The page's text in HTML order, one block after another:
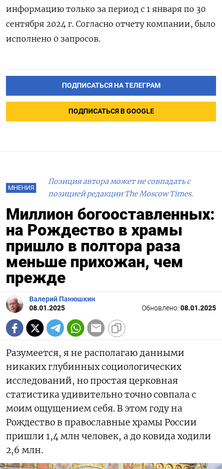
информацию только за период с 1 января по 30
сентября 2024 г. Согласно отчету компании, было
исполнено 0 запросов.
ПОДПИСАТЬСЯ НА ТЕЛЕГРАМ
ПОДПИСАТЬСЯ В GOOGLE
МНЕНИЯ
Позиция автора может не совпадать с
позицией редакции The Moscow Times.
Миллион богооставленных:
на Рождество в храмы
пришло в полтора раза
меньше прихожан, чем
прежде
Валерий Панюшкин
08.01.2025
Обновлено: 08.01.2025
Разумеется, я не располагаю данными
никаких глубинных социологических
исследований, но простая церковная
статистика удивительно точно совпала с
моим ощущением себя. В этом году на
Рождество в православные храмы России
пришли 1,4 млн человек, а до ковида ходили
2,6 млн.